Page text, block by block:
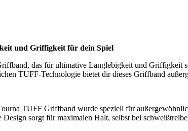
und Griffigkeit für dein Spiel
das für ultimative Langlebigkeit und Griffigkeit
TUFF-Technologie bietet dir dieses Griffband
TUFF Griffband wurde speziell für
Design sorgt für maximalen Halt, selbst bei